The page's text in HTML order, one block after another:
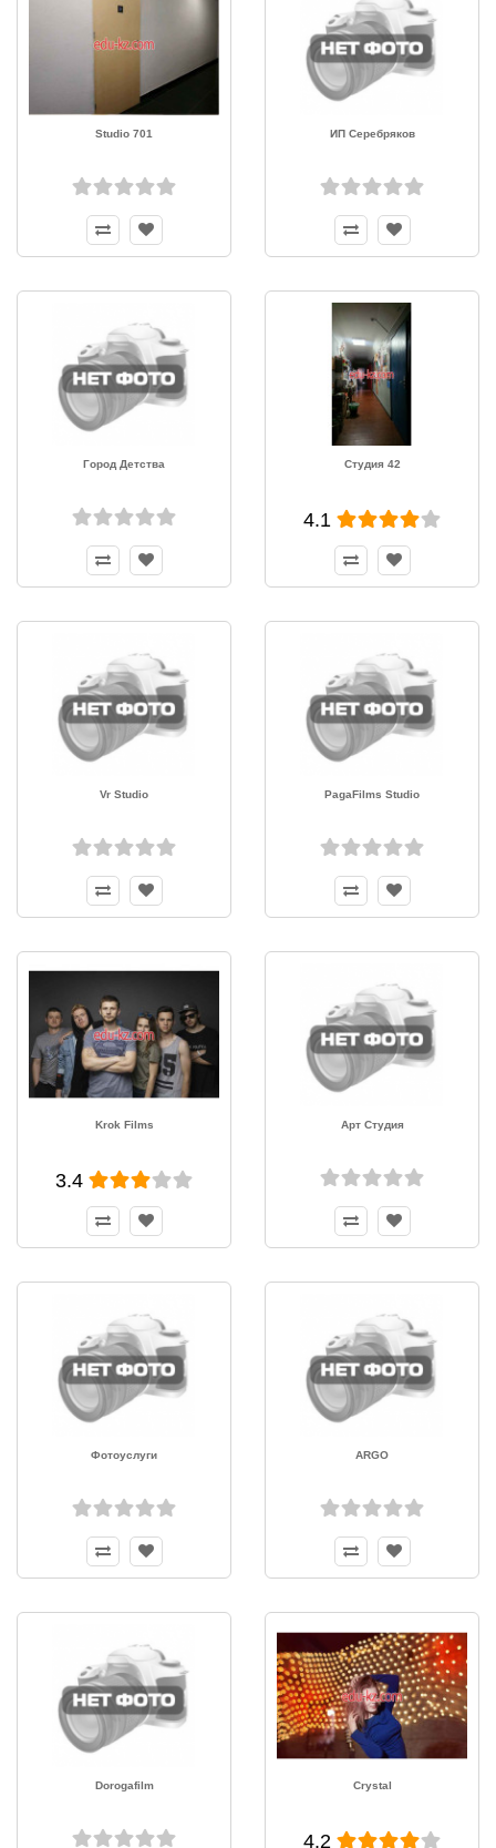
Studio 701 ИП Серебряков
Город Детства Студия 42
4.1
Vr Studio PagaFilms Studio
Krok Films
3.4
Арт Студия
Фотоуслуги ARGO
Dorogafilm Crystal
4.2